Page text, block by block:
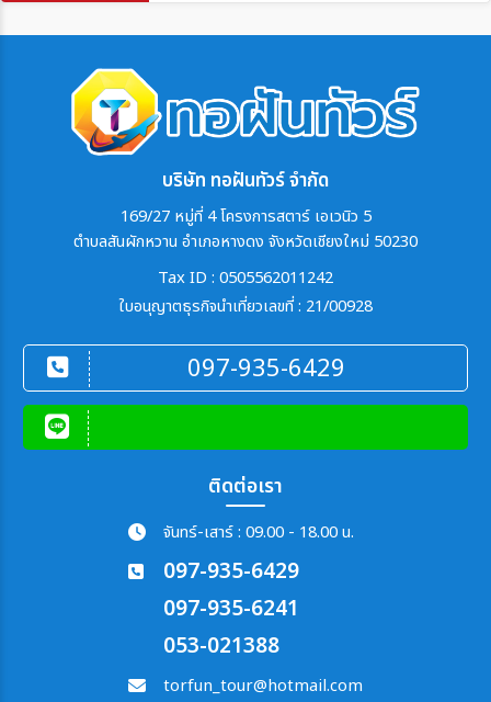
บริษัท ทอฝันทัวร์ จำกัด
169/27 หมู่ที่ 4 โครงการสตาร์ เอเวนิว 5
ตำบลสันผักหวาน อำเภอหางดง จังหวัดเชียงใหม่ 50230
Tax ID : 0505562011242
ใบอนุญาตธุรกิจนำเที่ยวเลขที่ : 21/00928
097-935-6429
ติดต่อเรา
จันทร์-เสาร์ : 09.00 - 18.00 น.
097-935-6429
097-935-6241
053-021388
torfun_tour@hotmail.com